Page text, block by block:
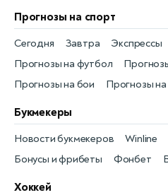
Прогнозы на спорт
Прогнозы на футбол
Сегодня
Завтра
Прогнозы на бои
Экспрессы
Прогнозы на
Букмекеры
Бонусы и фрибеты
Новости букмекеров
Фонбет
Winline
Хоккей